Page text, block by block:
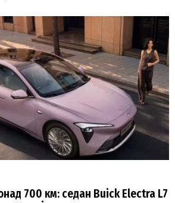
700 км: седан Buick Electra L7